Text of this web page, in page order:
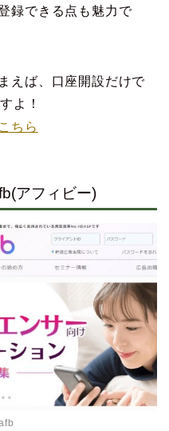
録できる点も魅力で
えば、口座開設だけで
よ！
ちら
アフィビー)